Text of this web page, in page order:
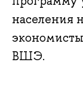
населения
ВШЭ.